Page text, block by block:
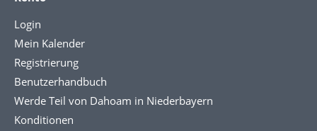
Login
Mein Kalender
Registrierung
Benutzerhandbuch
Werde Teil von Dahoam in Niederbayern
Konditionen